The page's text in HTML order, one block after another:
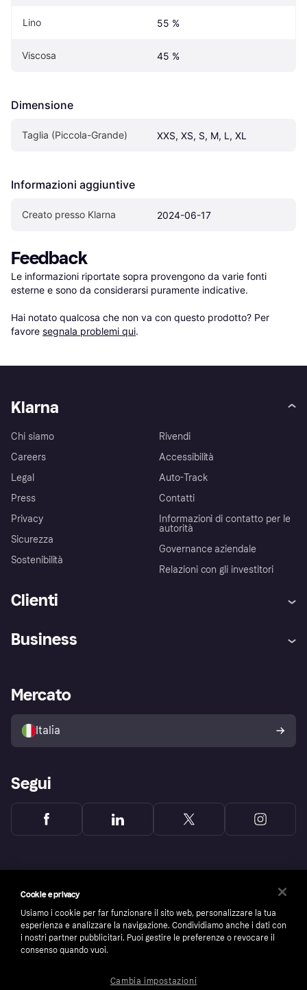
Lino 55 %
Viscosa 45 %
Dimensione
Taglia (Piccola-Grande) XXS, XS, S, M, L, XL
Informazioni aggiuntive
Creato presso Klarna 2024-06-17
Feedback
Le informazioni riportate sopra provengono da varie fonti
esterne e sono da considerarsi puramente indicative.
Hai notato qualcosa che non va con questo prodotto? Per
favore segnala problemi qui.
Klarna
Chi siamo
Careers
Legal
Press
Privacy
Sicurezza
Sostenibilità
Rivendi
Accessibilità
Auto-Track
Contatti
Informazioni di contatto per le
autorità
Governance aziendale
Relazioni con gli investitori
Clienti
Assistenza
Esplora i negozi
Politica di protezione
dell'acquirente Klarna
Business
Accesso aziende
Mercato
Italia
Segui
Cookie e privacy
Usiamo i cookie per far funzionare il sito web, personalizzare la tua
esperienza e analizzare la navigazione. Condividiamo anche i dati con
i nostri partner pubblicitari. Puoi gestire le preferenze o revocare il
consenso quando vuoi.
Cambia impostazioni